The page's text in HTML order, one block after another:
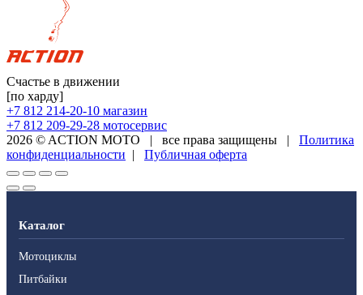
Счастье в движении
[по харду]
+7 812 214-20-10 магазин
+7 812 209-29-28 мотосервис
2026 © ACTION MOTO | все права защищены |
Политика
конфиденциальности | Публичная оферта
Каталог
Мотоциклы
Питбайки